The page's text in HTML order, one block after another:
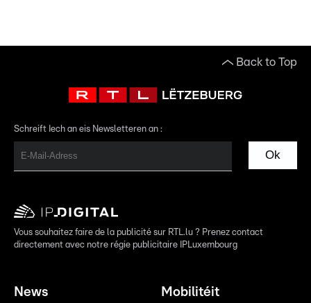
Back to Top
Schreift Iech an eis Newsletteren an :
Ok
Vous souhaitez faire de la publicité sur RTL.lu ? Prenez contact
directement avec notre régie publicitaire IPLuxembourg
News Mobilitéit